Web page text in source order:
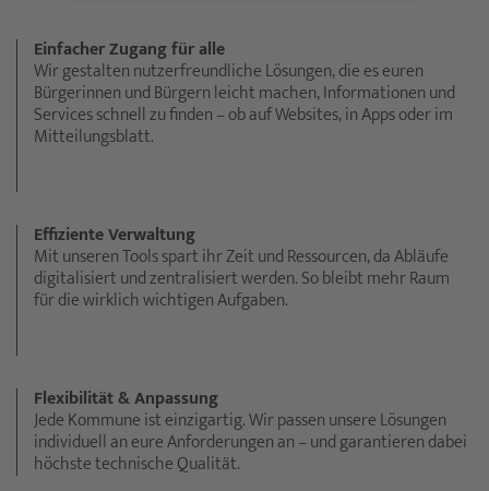
Einfacher Zugang für alle
Wir gestalten nutzerfreundliche Lösungen, die es euren
Bürgerinnen und Bürgern leicht machen, Informationen und
Services schnell zu finden – ob auf Websites, in Apps oder im
Mitteilungsblatt.
Effiziente Verwaltung
Mit unseren Tools spart ihr Zeit und Ressourcen, da Abläufe
digitalisiert und zentralisiert werden. So bleibt mehr Raum
für die wirklich wichtigen Aufgaben.
Flexibilität & Anpassung
Jede Kommune ist einzigartig. Wir passen unsere Lösungen
individuell an eure Anforderungen an – und garantieren dabei
höchste technische Qualität.